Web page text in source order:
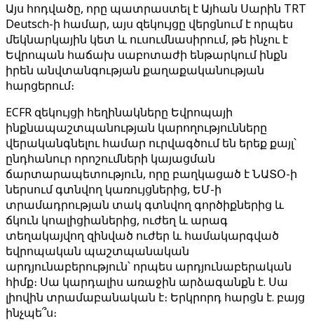
Այս հոդվածը, որը պատրաստել է Այհան Սարին TRT
Deutsch-ի համար, այս զեկույցը վերցնում է որպես
մեկնարկային կետ և ուսումնասիրում, թե ինչու է
Եվրոպան հաճախ սաբոտաժի ենթարկում ինքն
իրեն անվտանգության քաղաքականության
հարցերում։
ECFR զեկույցի հեղինակները Եվրոպայի
ինքնապաշտպանության կարողությունները
վերականգնելու համար ուրվագծում են երեք քայլ՝
ընդհանուր որոշումների կայացման
ճարտարապետություն, որը բաղկացած է ՆԱՏՕ-ի
ներսում գտնվող կառույցներից, ԵՄ-ի
տրամադրության տակ գտնվող գործիքներից և
ճկուն կոալիցիաներից, ուժեղ և արագ
տեղակայվող զինված ուժեր և համակարգված
եվրոպական պաշտպանական
արդյունաբերություն՝ որպես արդյունաբերական
հիմք։ Սա կարդալիս առաջին արձագանքն է. Սա
լիովին տրամաբանական է։ Երկրորդ հարցն է. բայց
ինչպե՞ս։